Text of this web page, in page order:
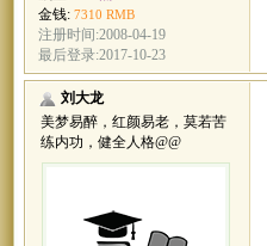
金钱: 7310 RMB
注册时间:2008-04-19
最后登录:2017-10-23
刘大龙
美梦易醉，红颜易老，莫若苦
练内功，健全人格@@